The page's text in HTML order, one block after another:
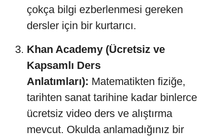
çokça bilgi ezberlenmesi gereken
dersler için bir kurtarıcı.
Khan Academy (Ücretsiz ve
Kapsamlı Ders
Anlatımları): Matematikten fiziğe,
tarihten sanat tarihine kadar binlerce
ücretsiz video ders ve alıştırma
mevcut. Okulda anlamadığınız bir